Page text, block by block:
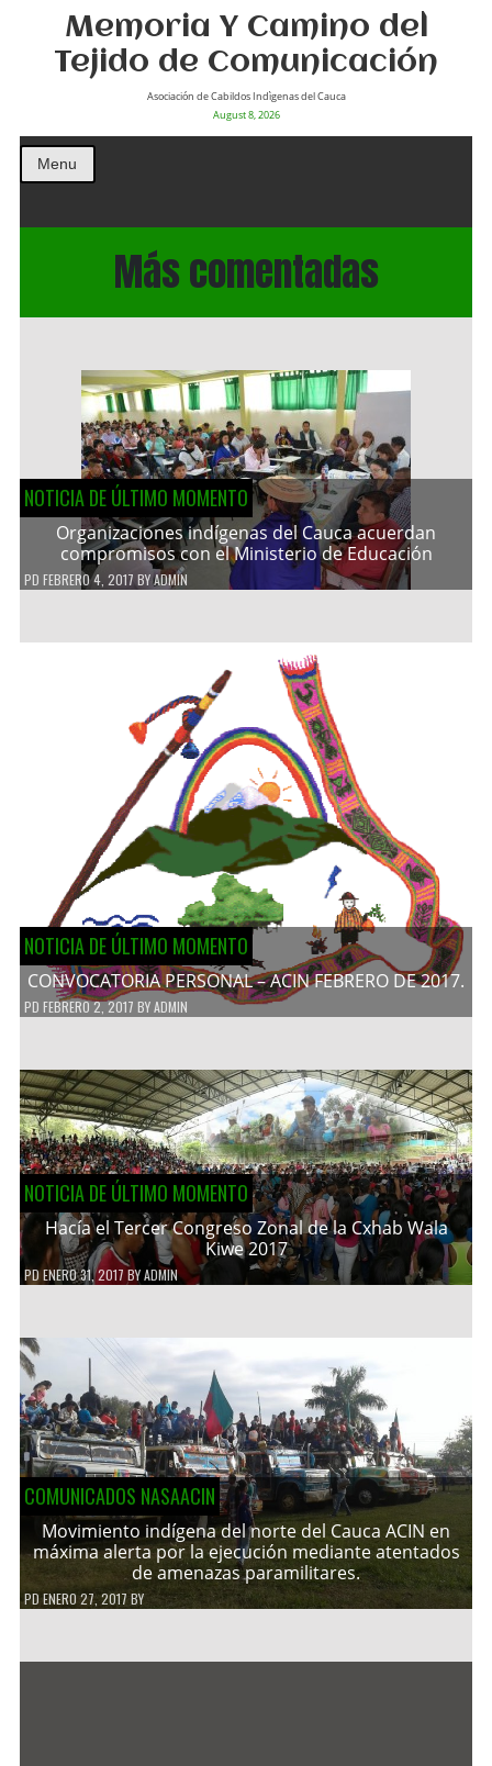
Memoria Y Camino del
Tejido de Comunicación
Asociación de Cabildos Indìgenas del Cauca
August 8, 2026
Menu
Más comentadas
NOTICIA DE ÚLTIMO MOMENTO
Organizaciones indígenas del Cauca acuerdan
compromisos con el Ministerio de Educación
PD FEBRERO 4, 2017 BYADMIN
NOTICIA DE ÚLTIMO MOMENTO
CONVOCATORIA PERSONAL – ACIN FEBRERO DE 2017.
PD FEBRERO 2, 2017 BYADMIN
NOTICIA DE ÚLTIMO MOMENTO
Hacía el Tercer Congreso Zonal de la Cxhab Wala
Kiwe 2017
PDENERO 31, 2017 BYADMIN
COMUNICADOS NASAACIN
Movimiento indígena del norte del Cauca ACIN en
máxima alerta por la ejecución mediante atentados
de amenazas paramilitares.
PDENERO 27, 2017 BY